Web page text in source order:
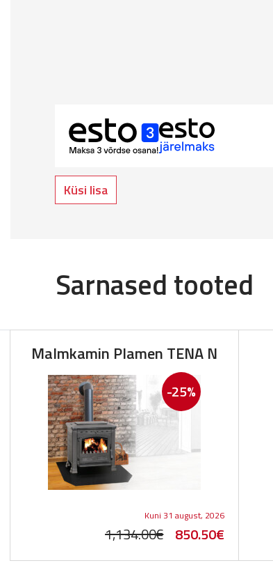
Küsi lisa
Sarnased tooted
Malmkamin Plamen TENA N
-25%
Kuni 31 august, 2026
1,134.00€ Original
price
850.50€Current
price